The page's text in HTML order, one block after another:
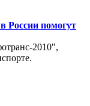
России помогут
2010",